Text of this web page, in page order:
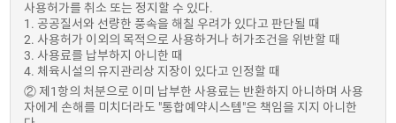
사용허가를 취소 또는 정지할 수 있다.
1. 공공질서와 선량한 풍속을 해칠 우려가 있다고 판단될 때
2. 사용허가 이외의 목적으로 사용하거나 허가조건을 위반할 때
3. 사용료를 납부하지 아니한 때
4. 체육시설의 유지관리상 지장이 있다고 인정할 때
② 제1항의 처분으로 이미 납부한 사용료는 반환하지 아니하며 사용
자에게 손해를 미치더라도 "통합예약시스템"은 책임을 지지 아니한